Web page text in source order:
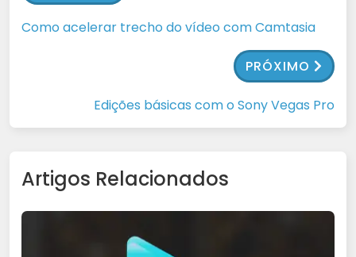
Como acelerar trecho do vídeo com Camtasia
PRÓXIMO
Edições básicas com o Sony Vegas Pro
Artigos Relacionados